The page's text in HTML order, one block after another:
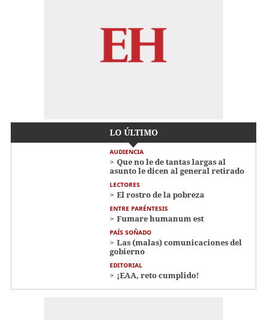
LO ÚLTIMO
AUDIENCIA
Que no le de tantas largas al
asunto le dicen al general retirado
LECTORES
El rostro de la pobreza
ENTRE PARÉNTESIS
Fumare humanum est
PAÍS SOÑADO
Las (malas) comunicaciones del
gobierno
EDITORIAL
¡EAA, reto cumplido!